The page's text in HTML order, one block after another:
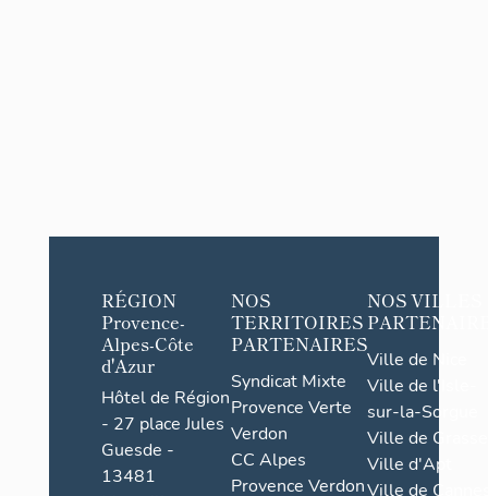
RÉGION
Provence-
Alpes-Côte
d'Azur
Hôtel de Région
- 27 place Jules
Guesde -
13481
NOS
TERRITOIRES
PARTENAIRES
Syndicat Mixte
Provence Verte
Verdon
CC Alpes
Provence Verdon
NOS VILLES
Ville de Nice
Ville de l'Isle-
sur-la-Sorgue
Ville de Grasse
Ville d'Apt
Ville de